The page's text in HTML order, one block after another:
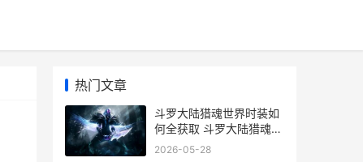
热门文章
斗罗大陆猎魂世界时装如
何全获取 斗罗大陆猎魂世
界官方版下载
2026-05-28